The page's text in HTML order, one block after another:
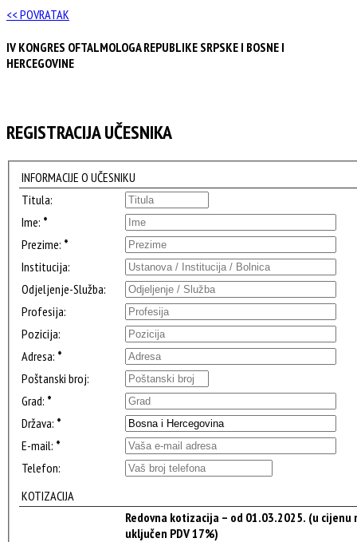
<< POVRATAK
IV KONGRES OFTALMOLOGA REPUBLIKE SRPSKE I BOSNE I
HERCEGOVINE
REGISTRACIJA UČESNIKA
INFORMACIJE O UČESNIKU
Titula:
Ime: *
Prezime: *
Institucija:
Odjeljenje-Služba:
Profesija:
Pozicija:
Adresa: *
Poštanski broj:
Grad: *
Država: *
E-mail: *
Telefon:
KOTIZACIJA
Redovna kotizacija – od 01.03.2025. (u cijenu
uključen PDV 17%)